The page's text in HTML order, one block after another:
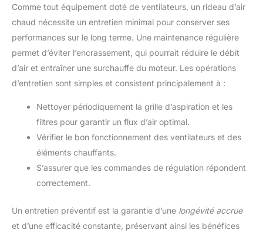
Comme tout équipement doté de ventilateurs, un rideau d’air
chaud nécessite un entretien minimal pour conserver ses
performances sur le long terme. Une maintenance régulière
permet d’éviter l’encrassement, qui pourrait réduire le débit
d’air et entraîner une surchauffe du moteur. Les opérations
d’entretien sont simples et consistent principalement à :
Nettoyer périodiquement la grille d’aspiration et les
filtres pour garantir un flux d’air optimal.
Vérifier le bon fonctionnement des ventilateurs et des
éléments chauffants.
S’assurer que les commandes de régulation répondent
correctement.
Un entretien préventif est la garantie d’une longévité accrue
et d’une efficacité constante, préservant ainsi les bénéfices